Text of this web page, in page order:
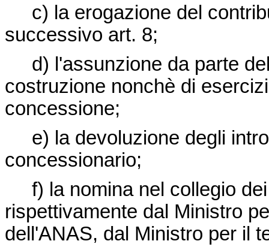
c) la erogazione del
successivo art. 8;
d) l'assunzione da parte
costruzione nonchè di
concessione;
e) la devoluzione degli
concessionario;
f) la nomina nel collegio dei
rispettivamente dal Ministro
dell'ANAS, dal Ministro per il